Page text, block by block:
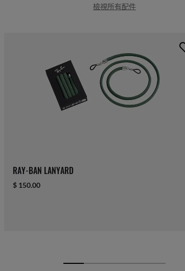
檢視所有配件
RAY-BAN LANYARD
$ 150.00